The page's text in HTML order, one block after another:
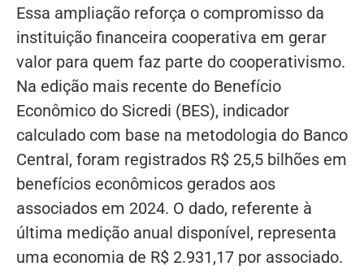
Essa ampliação reforça o compromisso da
instituição financeira cooperativa em gerar
valor para quem faz parte do cooperativismo.
Na edição mais recente do Benefício
Econômico do Sicredi (BES), indicador
calculado com base na metodologia do Banco
Central, foram registrados R$ 25,5 bilhões em
benefícios econômicos gerados aos
associados em 2024. O dado, referente à
última medição anual disponível, representa
uma economia de R$ 2.931,17 por associado.